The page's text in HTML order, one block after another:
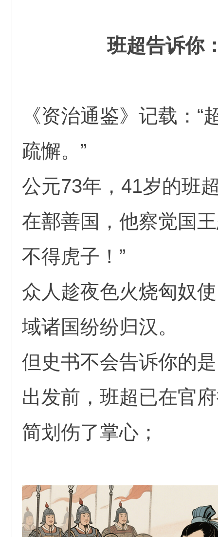
班超告诉你
《资治通鉴》记载：
疏懈。”
公元73年，41岁的班
在鄯善国，他察觉国
不得虎子！”
众人趁夜色火烧匈奴
域诸国纷纷归汉。
但史书不会告诉你的
出发前，班超已在官
简划伤了掌心；